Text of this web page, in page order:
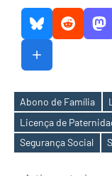
Etiquetas
Abono de Família
Licença de
Segurança Social